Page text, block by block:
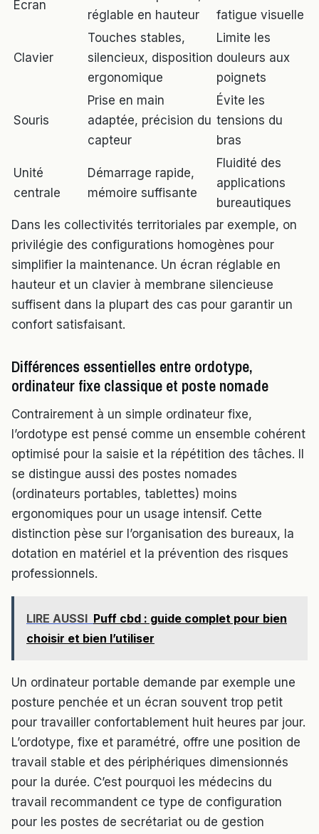
Écran
réglable en hauteur
fatigue visuelle
Clavier
Touches stables,
silencieux, disposition
ergonomique
Limite les
douleurs aux
poignets
Souris
Prise en main
adaptée, précision du
capteur
Évite les
tensions du
bras
Unité
centrale
Démarrage rapide,
mémoire suffisante
Fluidité des
applications
bureautiques
Dans les collectivités territoriales par exemple, on
privilégie des configurations homogènes pour
simplifier la maintenance. Un écran réglable en
hauteur et un clavier à membrane silencieuse
suffisent dans la plupart des cas pour garantir un
confort satisfaisant.
Différences essentielles entre ordotype,
ordinateur fixe classique et poste nomade
Contrairement à un simple ordinateur fixe,
l’ordotype est pensé comme un ensemble cohérent
optimisé pour la saisie et la répétition des tâches. Il
se distingue aussi des postes nomades
(ordinateurs portables, tablettes) moins
ergonomiques pour un usage intensif. Cette
distinction pèse sur l’organisation des bureaux, la
dotation en matériel et la prévention des risques
professionnels.
LIRE AUSSI Puff cbd : guide complet pour bien
choisir et bien l’utiliser
Un ordinateur portable demande par exemple une
posture penchée et un écran souvent trop petit
pour travailler confortablement huit heures par jour.
L’ordotype, fixe et paramétré, offre une position de
travail stable et des périphériques dimensionnés
pour la durée. C’est pourquoi les médecins du
travail recommandent ce type de configuration
pour les postes de secrétariat ou de gestion